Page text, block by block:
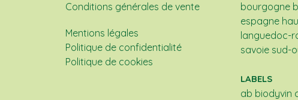
Conditions générales de vente
Mentions légales
Politique de confidentialité
Politique de cookies
bourgogne
espagne
languedoc-
savoie sud-
LABELS
ab biodyvin